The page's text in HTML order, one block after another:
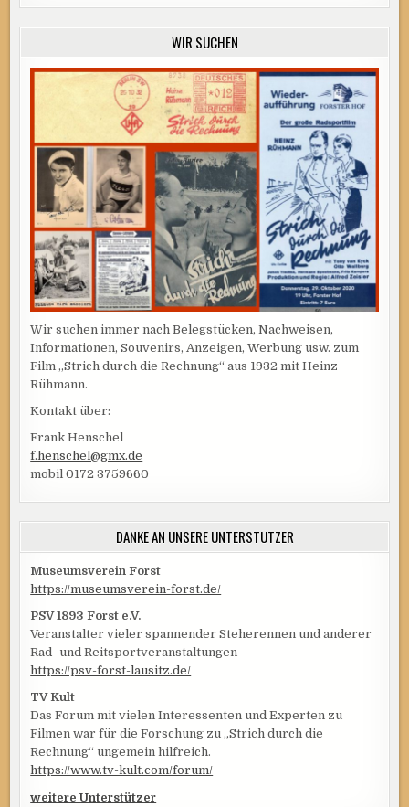
WIR SUCHEN
Wir suchen immer nach Belegstücken, Nachweisen,
Informationen, Souvenirs, Anzeigen, Werbung usw. zum
Film „Strich durch die Rechnung“ aus 1932 mit Heinz
Rühmann.
Kontakt über:
Frank Henschel
f.henschel@gmx.de
mobil 0172 3759660
DANKE AN UNSERE UNTERSTÜTZER
Museumsverein Forst
https://museumsverein-forst.de/
PSV 1893 Forst e.V.
Veranstalter vieler spannender Steherennen und anderer
Rad- und Reitsportveranstaltungen
https://psv-forst-lausitz.de/
TV Kult
Das Forum mit vielen Interessenten und Experten zu
Filmen war für die Forschung zu „Strich durch die
Rechnung“ ungemein hilfreich.
https://www.tv-kult.com/forum/
weitere Unterstützer